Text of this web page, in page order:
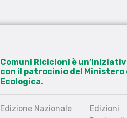
Comuni Ricicloni è
con il patrocinio del Ministero
Ecologica.
Edizione Nazionale
Edizioni